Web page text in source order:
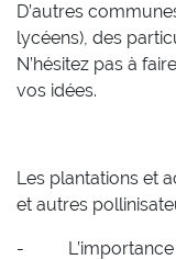
D’autres
lycéens), des
N’hésitez pas à
vos idées.
Les plantations et
et autres
- L’importance